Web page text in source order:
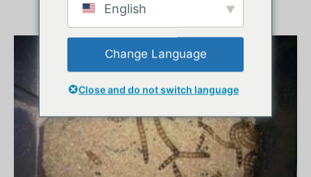
English
Change Language
Close and do not switch language